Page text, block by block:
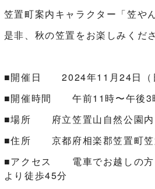
笠置町案内キャラクター「笠や
是非、秋の笠置をお楽しみくださ
■開催日 2024年11月24日（
■開催時間 午前11時〜午後3
■場所 府立笠置山自然公園内
■住所 京都府相楽郡笠置町笠
■アクセス 電車でお越しの方
より徒歩45分